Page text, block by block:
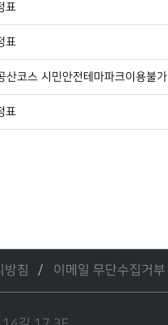
표
표
산코스 시민안전테마파크이용불가
표
방침 이메일 무단수집거부